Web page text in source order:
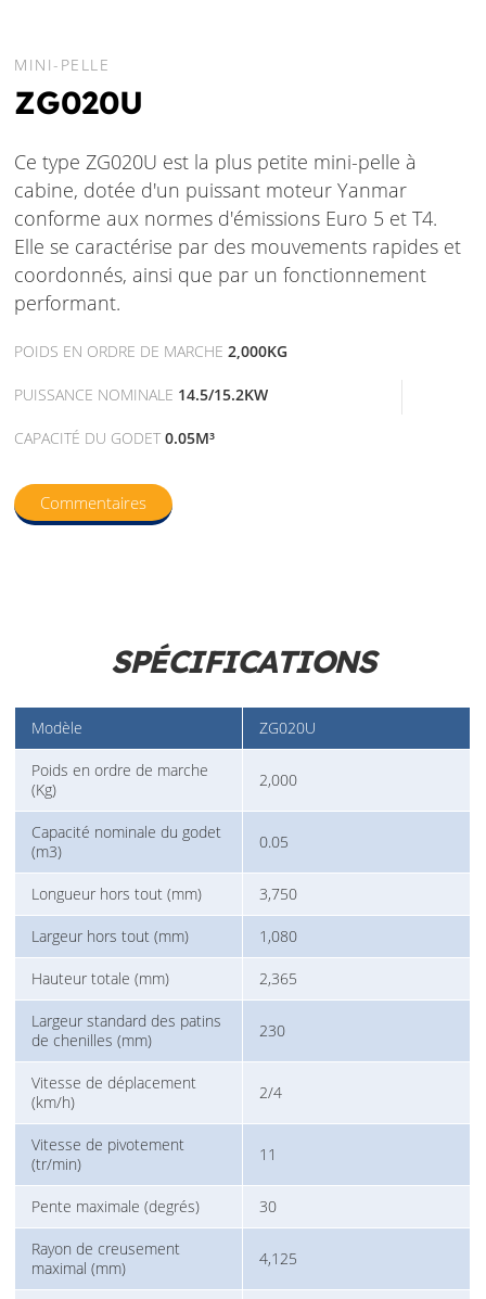
MINI-PELLE
ZG020U
Ce type ZG020U est la plus petite mini-pelle à
cabine, dotée d'un puissant moteur Yanmar
conforme aux normes d'émissions Euro 5 et T4.
Elle se caractérise par des mouvements rapides et
coordonnés, ainsi que par un fonctionnement
performant.
POIDS EN ORDRE DE MARCHE2,000KG
PUISSANCE NOMINALE 14.5/15.2KW
CAPACITÉ DU GODET0.05M³
Commentaires
SPÉCIFICATIONS
Modèle ZG020U
Poids en ordre de marche
(Kg)
2,000
Capacité nominale du godet
(m3)
0.05
Longueur hors tout (mm) 3,750
Largeur hors tout (mm) 1,080
Hauteur totale (mm) 2,365
Largeur standard des patins
de chenilles (mm)
230
Vitesse de déplacement
(km/h)
2/4
Vitesse de pivotement
(tr/min)
11
Pente maximale (degrés) 30
Rayon de creusement
maximal (mm)
4,125